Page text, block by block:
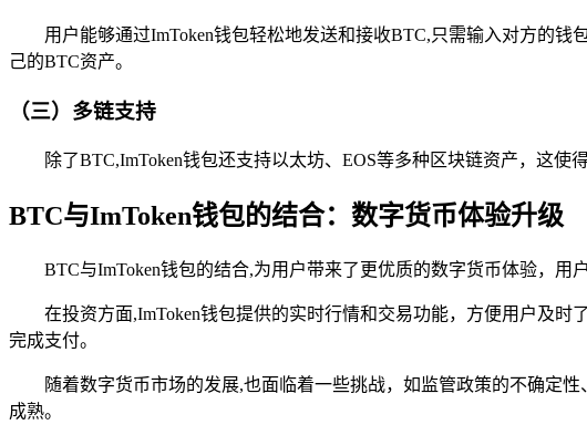
用户能够通过ImToken钱包轻松地发送和接收BTC,只需输入对方的
己的BTC资产。
（三）多链支持
除了BTC,ImToken钱包还支持以太坊、EOS等多种区块链资产，这
BTC与ImToken钱包的结合：数字货币体验升级
BTC与ImToken钱包的结合,为用户带来了更优质的数字货币体验，用
在投资方面,ImToken钱包提供的实时行情和交易功能，方便用户及
完成支付。
随着数字货币市场的发展,也面临着一些挑战，如监管政策的不确定
成熟。